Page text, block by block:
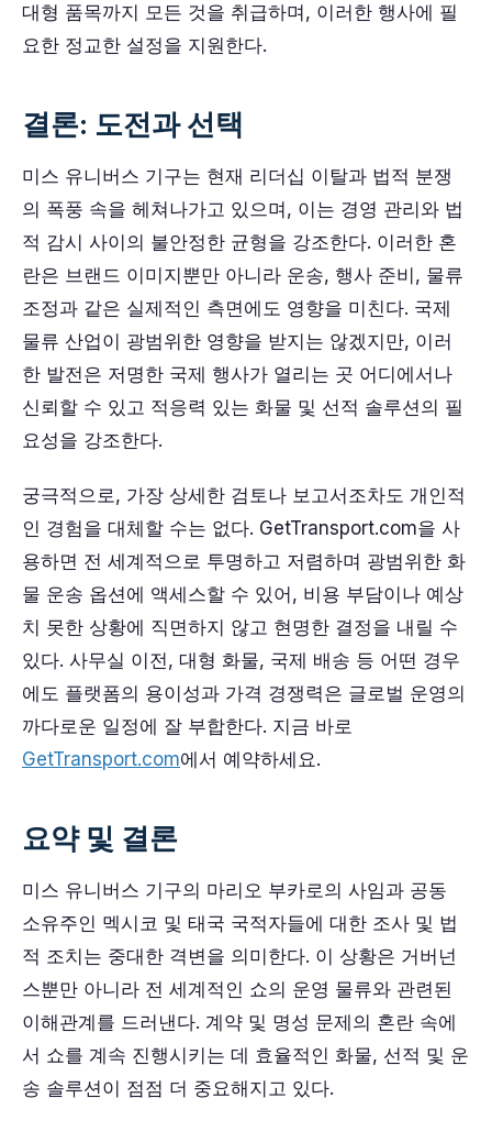
대형 품목까지 모든 것을 취급하며, 이러한 행사에 필
요한 정교한 설정을 지원한다.
결론: 도전과 선택
미스 유니버스 기구는 현재 리더십 이탈과 법적 분쟁
의 폭풍 속을 헤쳐나가고 있으며, 이는 경영 관리와 법
적 감시 사이의 불안정한 균형을 강조한다. 이러한 혼
란은 브랜드 이미지뿐만 아니라 운송, 행사 준비, 물류
조정과 같은 실제적인 측면에도 영향을 미친다. 국제
물류 산업이 광범위한 영향을 받지는 않겠지만, 이러
한 발전은 저명한 국제 행사가 열리는 곳 어디에서나
신뢰할 수 있고 적응력 있는 화물 및 선적 솔루션의 필
요성을 강조한다.
궁극적으로, 가장 상세한 검토나 보고서조차도 개인적
인 경험을 대체할 수는 없다. GetTransport.com을 사
용하면 전 세계적으로 투명하고 저렴하며 광범위한 화
물 운송 옵션에 액세스할 수 있어, 비용 부담이나 예상
치 못한 상황에 직면하지 않고 현명한 결정을 내릴 수
있다. 사무실 이전, 대형 화물, 국제 배송 등 어떤 경우
에도 플랫폼의 용이성과 가격 경쟁력은 글로벌 운영의
까다로운 일정에 잘 부합한다. 지금 바로
GetTransport.com에서 예약하세요.
요약 및 결론
미스 유니버스 기구의 마리오 부카로의 사임과 공동
소유주인 멕시코 및 태국 국적자들에 대한 조사 및 법
적 조치는 중대한 격변을 의미한다. 이 상황은 거버넌
스뿐만 아니라 전 세계적인 쇼의 운영 물류와 관련된
이해관계를 드러낸다. 계약 및 명성 문제의 혼란 속에
서 쇼를 계속 진행시키는 데 효율적인 화물, 선적 및 운
송 솔루션이 점점 더 중요해지고 있다.